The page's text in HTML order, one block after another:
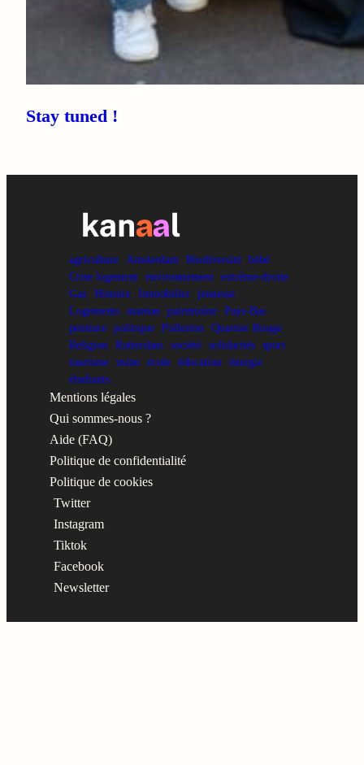
Stay tuned !
agriculture Amsterdam Biodiversité bébé
Crise logement environnement extrême-droite
Gaz Histoire Immobilier jeunesse
Logements maman patrimoine Pays-Bas
peinture politique Pollution
Quartier Rouge
Religion
Rotterdam société solidarités sport
tourisme usine école éducation
énergie
étudiants
Mentions légales
Qui sommes-nous ?
Aide (FAQ)
Politique de confidentialité
Politique de cookies
Twitter
Instagram
Tiktok
Facebook
Newsletter